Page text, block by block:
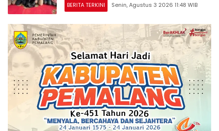
BERITA TERKINI Senin, Agustus 3 2026 11:48 WIB